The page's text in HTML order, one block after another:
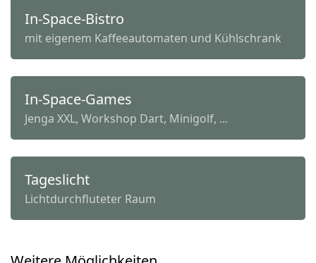
In-Space-Bistro
mit eigenem Kaffeeautomaten und Kühlschrank
In-Space-Games
Jenga XXL, Workshop Dart, Minigolf, ...
Tageslicht
Lichtdurchfluteter Raum